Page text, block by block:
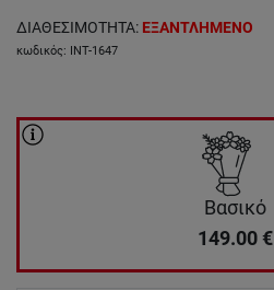
ΔΙΑΘΕΣΙΜΟΤΗΤΑ: ΕΞΑΝΤΛΗΜΕΝΟ
κωδικός: INT-1647
Βασικό
149.00 €